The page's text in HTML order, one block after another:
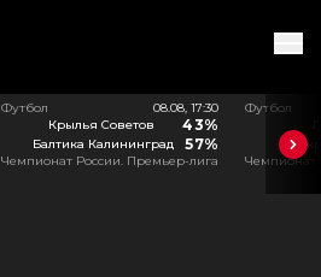
Футбол
08.08, 17:30
Крылья Советов
43%
Балтика Калининград 57%
Чемпионат России. Премьер-лига
Футбол
Чемпионат